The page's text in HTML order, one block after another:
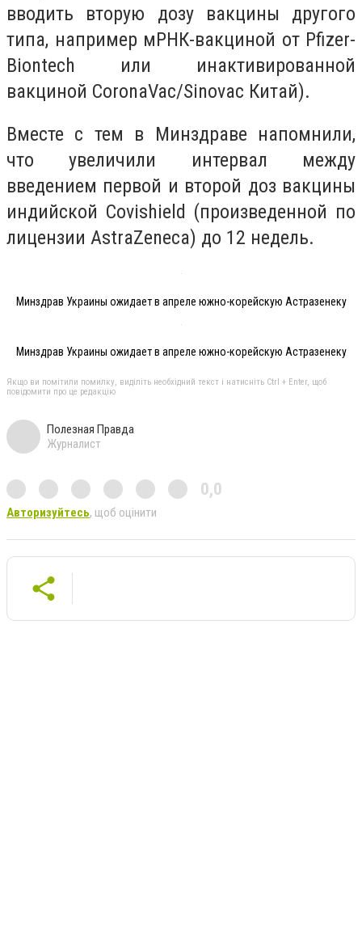
вводить вторую дозу вакцины другого
типа, например мРНК-вакциной от Pfizer-
Biontech или инактивированной
вакциной CoronaVac/Sinovac Китай).
Вместе с тем в Минздраве напомнили,
что увеличили интервал между
введением первой и второй доз вакцины
индийской Covishield (произведенной по
лицензии AstraZeneca) до 12 недель.
Минздрав Украины ожидает в апреле южно-корейскую Астразенеку
Минздрав Украины ожидает в апреле южно-корейскую Астразенеку
Якщо ви помітили помилку, виділіть необхідний текст і натисніть Ctrl + Enter, щоб
повідомити про це редакцію
Полезная Правда
Журналист
0,0
Авторизуйтесь, щоб оцінити